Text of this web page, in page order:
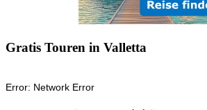
Gratis Touren in Valletta